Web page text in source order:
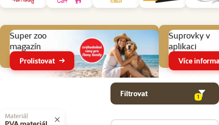
Super zoo
magazín
Prolistovat
Suprovky v
aplikaci
Více
Filtrovat
1
Materiál
Produkty v kategorii Pomůcky pro venčení psa